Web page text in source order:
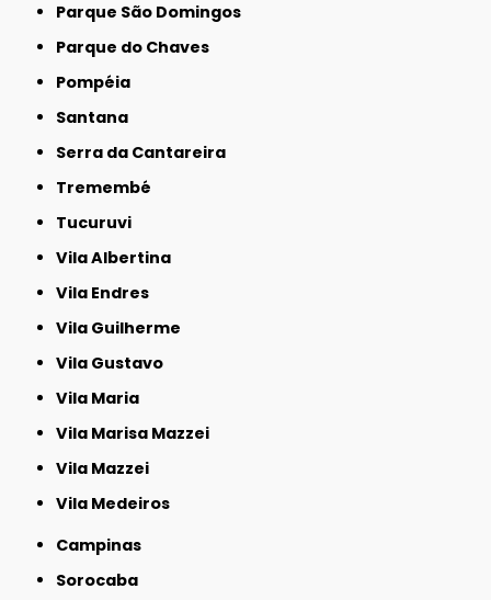
Parque São Domingos
Parque do Chaves
Pompéia
Santana
Serra da Cantareira
Tremembé
Tucuruvi
Vila Albertina
Vila Endres
Vila Guilherme
Vila Gustavo
Vila Maria
Vila Marisa Mazzei
Vila Mazzei
Vila Medeiros
Campinas
Sorocaba